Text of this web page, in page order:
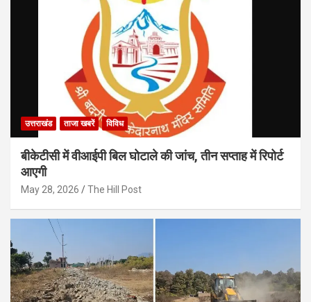
उत्तराखंड ताजा खबरें विविध
बीकेटीसी में वीआईपी बिल घोटाले की जांच, तीन सप्ताह में रिपोर्ट
आएगी
May 28, 2026 The Hill Post